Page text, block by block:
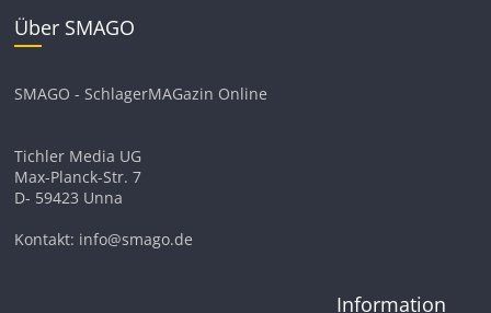
Über SMAGO
SMAGO - SchlagerMAGazin Online
Tichler Media UG
Max-Planck-Str. 7
D- 59423 Unna
Kontakt: info@smago.de
Information